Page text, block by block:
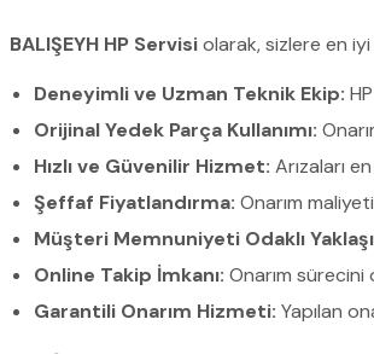
BALIŞEYH HP Servisiolarak, sizlere en
Deneyimli ve Uzman Teknik Ekip:
Orijinal Yedek Parça Kullanımı:
Hızlı ve Güvenilir Hizmet: Arızaları
Şeffaf Fiyatlandırma: Onarım
Müşteri Memnuniyeti Odaklı
Online Takip İmkanı: Onarım sürecini
Garantili Onarım Hizmeti: Yapılan